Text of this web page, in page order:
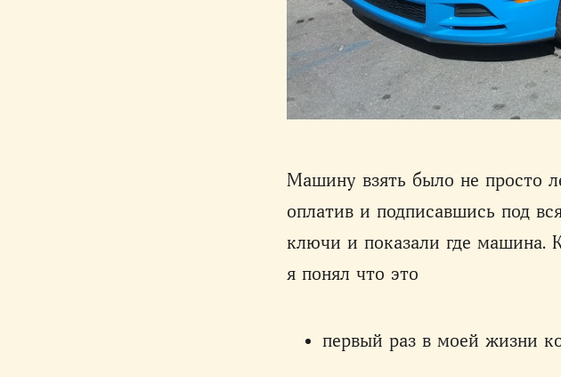
Машину взять было не просто
оплатив и подписавшись под
ключи и показали где машина.
я понял что это
первый раз в моей жизни